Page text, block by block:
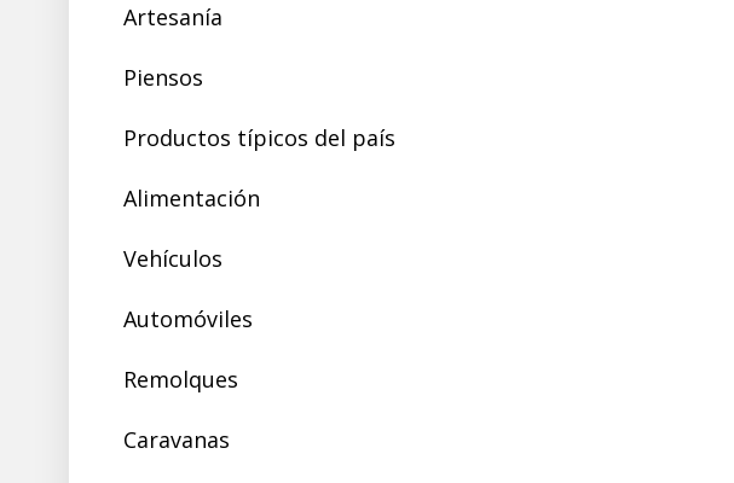
Artesanía
Piensos
Productos típicos del país
Alimentación
Vehículos
Automóviles
Remolques
Caravanas